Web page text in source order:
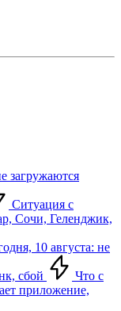
загружаются
Ситуация с
Сочи, Геленджик,
10 августа: не
сбой
Что с
приложение,